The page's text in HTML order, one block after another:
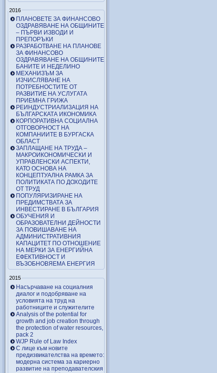
2016
ПЛАНОВЕТЕ ЗА ФИНАНСОВО
ОЗДРАВЯВАНЕ НА ОБЩИНИТЕ
– ПЪРВИ ИЗВОДИ И
ПРЕПОРЪКИ
РАЗРАБОТВАНЕ НА ПЛАНОВЕ
ЗА ФИНАНСОВО
ОЗДРАВЯВАНЕ НА ОБЩИНИТЕ
БАНИТЕ И НЕДЕЛИНО
МЕХАНИЗЪМ ЗА
ИЗЧИСЛЯВАНЕ НА
ПОТРЕБНОСТИТЕ ОТ
РАЗВИТИЕ НА УСЛУГАТА
ПРИЕМНА ГРИЖА
РЕИНДУСТРИАЛИЗАЦИЯ НА
БЪЛГАРСКАТА ИКОНОМИКА
КОРПОРАТИВНА СОЦИАЛНА
ОТГОВОРНОСТ НА
КОМПАНИИТЕ В БУРГАСКА
ОБЛАСТ
ЗАПЛАЩАНЕ НА ТРУДА –
МАКРОИКОНОМИЧЕСКИ И
УПРАВЛЕНСКИ АСПЕКТИ,
КАТО ОСНОВА НА
КОНЦЕПТУАЛНА РАМКА ЗА
ПОЛИТИКАТА ПО ДОХОДИТЕ
ОТ ТРУД
ПОПУЛЯРИЗИРАНЕ НА
ПРЕДИМСТВАТА ЗА
ИНВЕСТИРАНЕ В БЪЛГАРИЯ
ОБУЧЕНИЯ И
ОБРАЗОВАТЕЛНИ ДЕЙНОСТИ
ЗА ПОВИШАВАНЕ НА
АДМИНИСТРАТИВНИЯ
КАПАЦИТЕТ ПО ОТНОШЕНИЕ
НА МЕРКИ ЗА ЕНЕРГИЙНА
ЕФЕКТИВНОСТ И
ВЪЗОБНОВЯЕМА ЕНЕРГИЯ
2015
Насърчаване на социалния
диалог и подобряване на
условията на труд на
работниците и служителите
Analysis of the potential for
growth and job creation through
the protection of water resources,
pack 2
WJP Rule of Law Index
С лице към новите
предизвикателства на времето:
модерна система за кариерно
развитие на преподавателския